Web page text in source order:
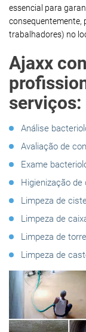
essencial para
consequentemente,
trabalhadores) no
Ajaxx
serviços:
Análise
Avaliação de
Exame
Higienização de
Limpeza de
Limpeza de
Limpeza de
Limpeza de